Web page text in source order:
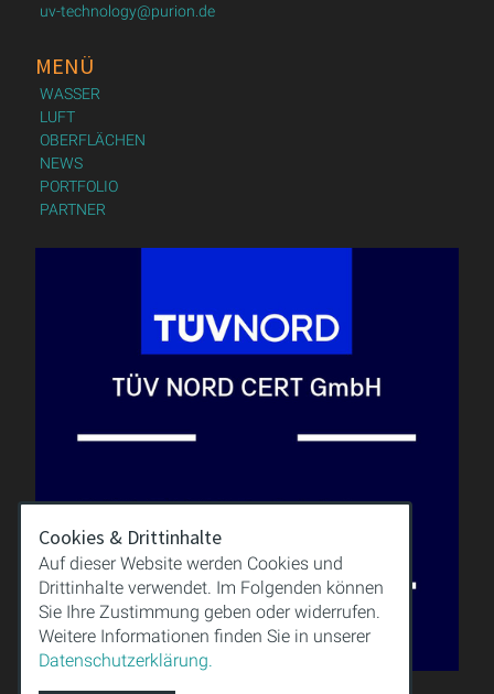
uv-technology@purion.de
MENÜ
WASSER
LUFT
OBERFLÄCHEN
NEWS
PORTFOLIO
PARTNER
Cookies & Drittinhalte
Auf dieser Website werden Cookies und
Drittinhalte verwendet. Im Folgenden können
Sie Ihre Zustimmung geben oder widerrufen.
Weitere Informationen finden Sie in unserer
Datenschutzerklärung.